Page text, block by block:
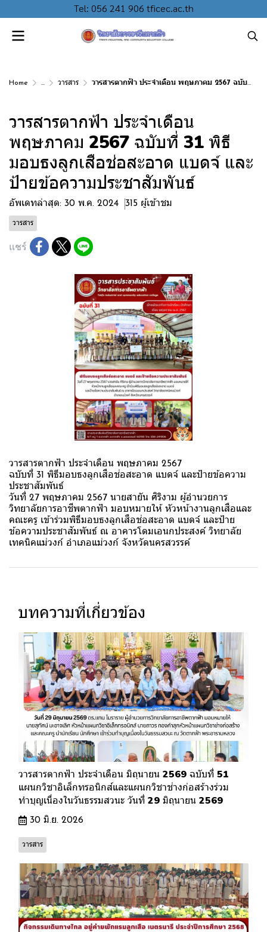
Tel: 056 241 906 tficec.ac.th
Home ... วารสาร วารสารตากฟ้า ประจำเดือน พฤษภาคม 2567 ฉบับที่ 31 พิธีมอบธงลูกเสือช่อสะอาด แบดจ์ และป้ายข้อความประชาสัมพันธ์
วารสารตากฟ้า ประจำเดือน
พฤษภาคม 2567 ฉบับที่ 31 พิธี
มอบธงลูกเสือช่อสะอาด แบดจ์ และ
ป้ายข้อความประชาสัมพันธ์
อัพเดทล่าสุด: 30 พ.ค. 2024 315 ผู้เข้าชม
วารสาร
แชร์
วารสารตากฟ้า ประจำเดือน พฤษภาคม 2567
ฉบับที่ 31 พิธีมอบธงลูกเสือช่อสะอาด แบดจ์ และป้ายข้อความ
ประชาสัมพันธ์
วันที่ 27 พฤษภาคม 2567 นายสายัน ศิริงาม ผู้อำนวยการ
วิทยาลัยการอาชีพตากฟ้า มอบหมายให้ หัวหน้างานลูกเสือและ
คณะครู เข้าร่วมพิธีมอบธงลูกเสือช่อสะอาด แบดจ์ และป้าย
ข้อความประชาสัมพันธ์ ณ อาคารโดมเอนกประสงค์ วิทยาลัย
เทคนิคแม่วงก์ อำเภอแม่วงก์ จังหวัดนครสวรรค์
บทความที่เกี่ยวข้อง
วารสารตากฟ้า ประจำเดือน มิถุนายน 2569 ฉบับที่ 51
แผนกวิชาอิเล็กทรอนิกส์และแผนกวิชาช่างก่อสร้างร่วม
ทำบุญเนื่องในวันธรรมสวนะ วันที่ 29 มิถุนายน 2569
30 มิ.ย. 2026
วารสาร